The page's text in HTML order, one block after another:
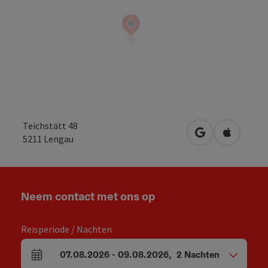
Teichstätt 48
5211 Lengau Openen inOpenen
Neem contact met ons op
Reisperiode / Nachten
Velden voor aankomst en vertrek
07.08.2026- 09.08.2026, 2 Nachten